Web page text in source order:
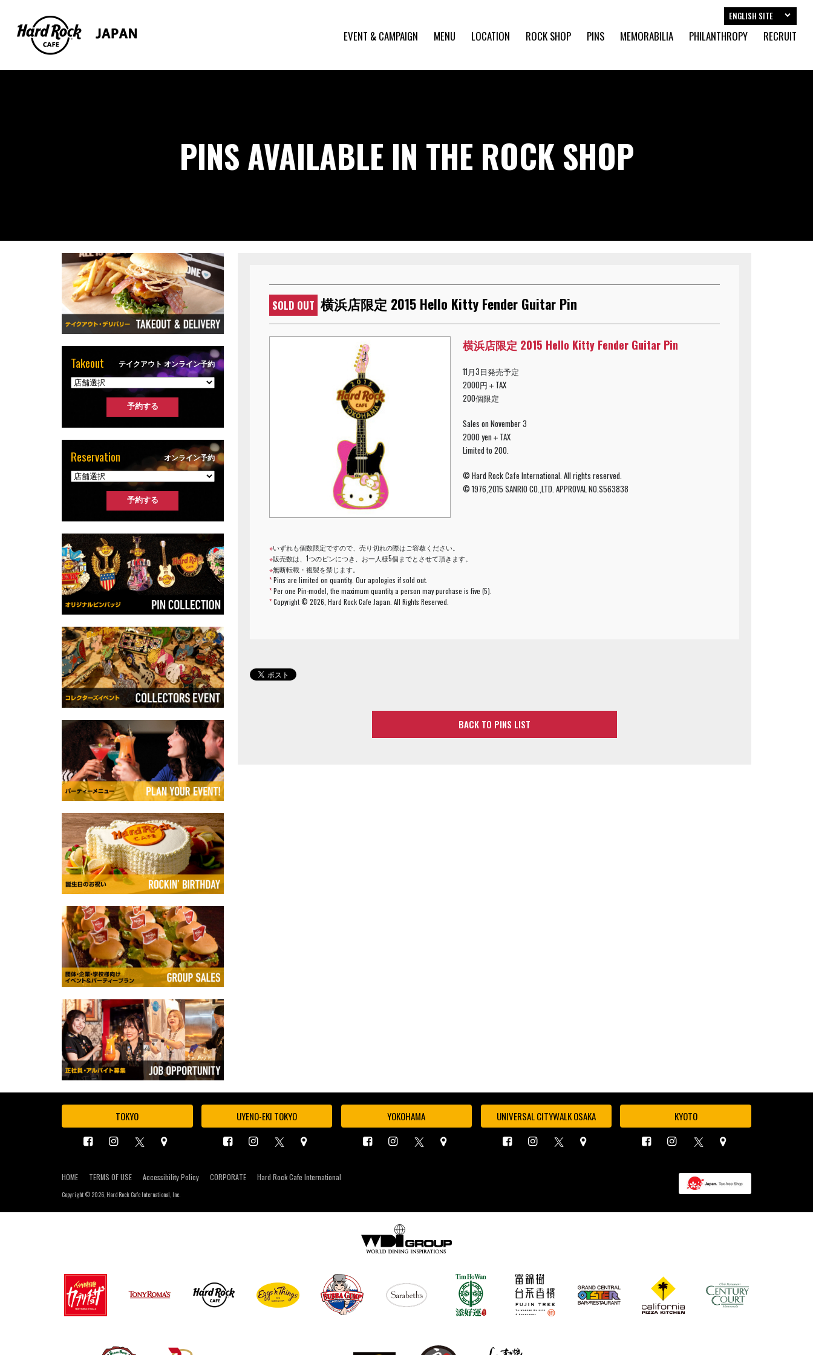
EVENT & CAMPAIGN MENU LOCATION ROCK SHOP PINS MEMORABILIA PHILANTHROPY RECRUIT
ENGLISH SITE
PINS AVAILABLE IN THE ROCK SHOP
SOLD OUT 横浜店限定 2015 Hello Kitty Fender Guitar Pin
横浜店限定 2015 Hello Kitty Fender Guitar Pin
11月3日発売予定
2000円＋TAX
200個限定
Sales on November 3
2000 yen＋TAX
Limited to 200.
© Hard Rock Cafe International. All rights reserved.
© 1976,2015 SANRIO CO.,LTD. APPROVAL NO.S563838
※いずれも個数限定ですので、売り切れの際はご容赦ください。
※販売数は、1つのピンにつき、お一人様5個までとさせて頂きます。
※無断転載・複製を禁じます。
*Pins are limited on quantity. Our apologies if sold out.
*Per one Pin-model, the maximum quantity a person may purchase is five (5).
*Copyright ©2026, Hard Rock Cafe Japan. All Rights Reserved.
BACK TO PINS LIST
Takeout テイクアウト オンライン予約
Reservation オンライン予約
TOKYO UYENO-EKI TOKYO YOKOHAMA UNIVERSAL CITYWALK OSAKA KYOTO
HOME TERMS OF USE Accessibility Policy CORPORATE Hard Rock Cafe International
Copyright © 2026, Hard Rock Cafe International, Inc.